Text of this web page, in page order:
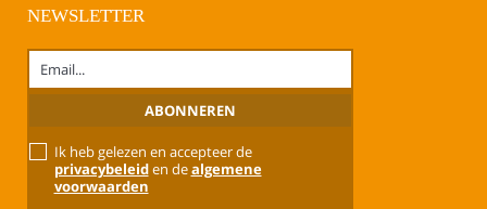
NEWSLETTER
Ik heb gelezen en accepteer de
privacybeleiden dealgemene
voorwaarden